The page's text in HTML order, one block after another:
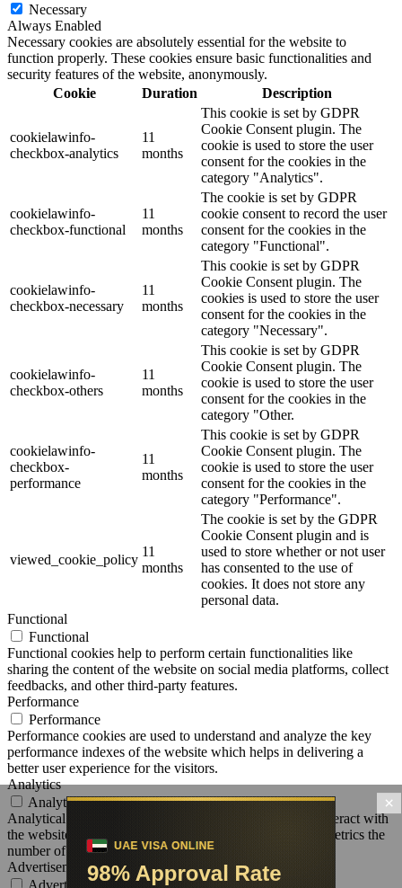
Necessary
Always Enabled
Necessary cookies are absolutely essential for the website to
function properly. These cookies ensure basic functionalities and
security features of the website, anonymously.
Cookie
Duration Description
cookielawinfo-
checkbox-analytics
11
months
This cookie is set by GDPR
Cookie Consent plugin. The
cookie is used to store the user
consent for the cookies in the
category "Analytics".
cookielawinfo-
checkbox-functional
11
months
The cookie is set by GDPR
cookie consent to record the user
consent for the cookies in the
category "Functional".
cookielawinfo-
checkbox-necessary
11
months
This cookie is set by GDPR
Cookie Consent plugin. The
cookies is used to store the user
consent for the cookies in the
category "Necessary".
cookielawinfo-
checkbox-others
11
months
This cookie is set by GDPR
Cookie Consent plugin. The
cookie is used to store the user
consent for the cookies in the
category "Other.
cookielawinfo-
checkbox-
performance
11
months
This cookie is set by GDPR
Cookie Consent plugin. The
cookie is used to store the user
consent for the cookies in the
category "Performance".
viewed_cookie_policy
11
months
The cookie is set by the GDPR
Cookie Consent plugin and is
used to store whether or not user
has consented to the use of
cookies. It does not store any
personal data.
Functional
Functional
Functional cookies help to perform certain functionalities like
sharing the content of the website on social media platforms, collect
feedbacks, and other third-party features.
Performance
Performance
Performance cookies are used to understand and analyze the key
performance indexes of the website which helps in delivering a
better user experience for the visitors.
Analytics
Analytics
Analytical cookies are used to understand how visitors interact with
the website. These cookies help provide information on metrics the
number of visitors, bounce rate, traffic source, etc.
Advertisement
Advertisement
×